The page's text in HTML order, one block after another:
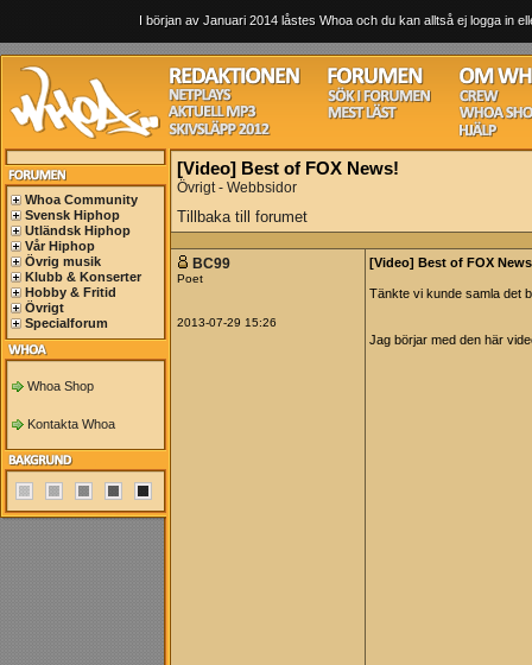
I början av Januari 2014 låstes Whoa och du kan alltså ej logga in
Whoa Community
Svensk Hiphop
Utländsk Hiphop
Vår Hiphop
Övrig musik
Klubb & Konserter
Hobby & Fritid
Övrigt
Specialforum
Whoa Shop
Kontakta Whoa
[Video] Best of FOX News!
Övrigt - Webbsidor
Tillbaka till forumet
BC99
Poet
2013-07-29 15:26
[Video] Best of FOX
Tänkte vi kunde samla det
Jag börjar med den här